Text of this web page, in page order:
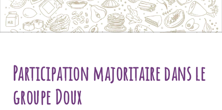
Participation majoritaire dans le
groupe Doux